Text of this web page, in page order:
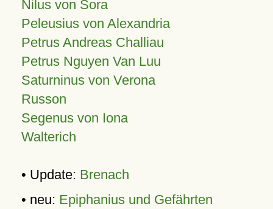
Nilus von Sora
Peleusius von Alexandria
Petrus Andreas Challiau
Petrus Nguyen Van Luu
Saturninus von Verona
Russon
Segenus von Iona
Walterich
• Update: Brenach
• neu: Epiphanius und Gefährten